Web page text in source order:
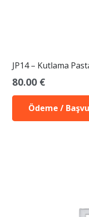
JP14 – Kutlama
80.00 €
Ödeme /